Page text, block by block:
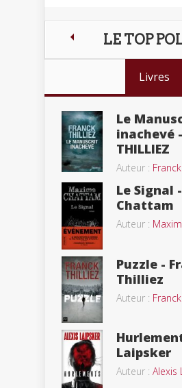
LE TOP
Livres
Le
inachevé
THILLIEZ
Auteur :
Le Signal
Chattam
Auteur :
Puzzle -
Thilliez
Auteur :
Laipsker
Auteur : Alexis